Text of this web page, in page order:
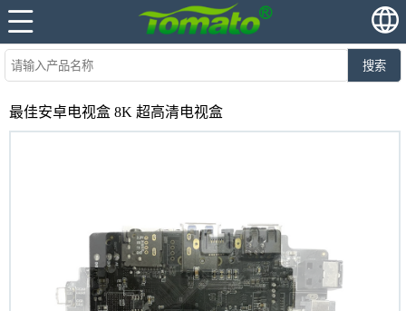
搜索
最佳安卓电视盒 8K 超高清电视盒